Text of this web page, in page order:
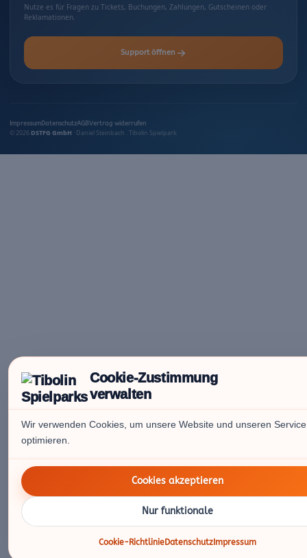
Cookie-Zustimmung
verwalten
Wir verwenden Cookies, um unsere Website und unseren
optimieren.
Cookies akzeptieren
Nur funktionale
Cookie-RichtlinieDatenschutz Impressum
Nutze es für Fragen zu Tickets, Buchungen, Zahlungen, Gutscheinen oder
Reklamationen.
Support öffnen
Impressum DatenschutzAGBVertrag widerrufen
© 2026 DSTFG GmbH · Daniel Steinbach . Tibolin Spielpark